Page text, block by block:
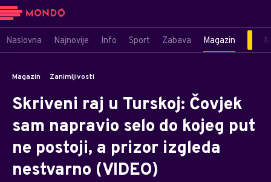
Naslovna Najnovije Info Sport Zabava Magazin
Magazin Zanimljivosti
Skriveni raj u Turskoj: Čovjek
sam napravio selo do kojeg put
ne postoji, a prizor izgleda
nestvarno (VIDEO)